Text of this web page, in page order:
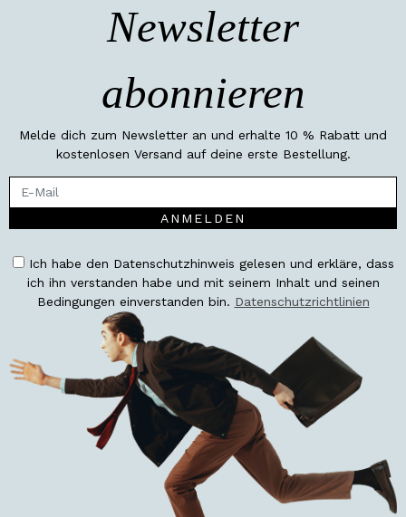
Newsletter
abonnieren
Melde dich zum Newsletter an und erhalte 10 % Rabatt und
kostenlosen Versand auf deine erste Bestellung.
ANMELDEN
Ich habe den Datenschutzhinweis gelesen und erkläre, dass
ich ihn verstanden habe und mit seinem Inhalt und seinen
Bedingungen einverstanden bin. Datenschutzrichtlinien